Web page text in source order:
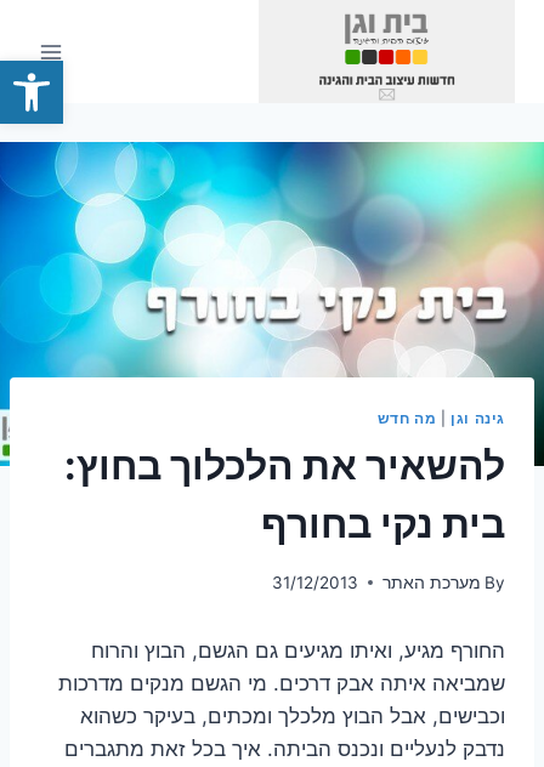
פתח
גינה וגן מה חדש
להשאיר את הלכלוך בחוץ:
בית נקי בחורף
By מערכת האתר 31/12/2013
החורף מגיע, ואיתו מגיעים גם הגשם, הבוץ והרוח
שמביאה איתה אבק דרכים. מי הגשם מנקים מדרכות
וכבישים, אבל הבוץ מלכלך ומכתים, בעיקר כשהוא
נדבק לנעליים ונכנס הביתה. איך בכל זאת מתגברים